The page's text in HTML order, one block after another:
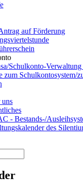
auf Förderung
Schulkonto-
zum Schulkontosystem/
- Bestands-/
des